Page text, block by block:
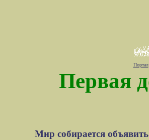
Портал
Первая
Мир собирается